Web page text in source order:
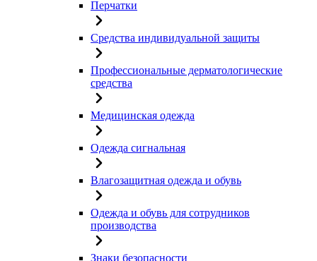
Перчатки
Средства индивидуальной защиты
Профессиональные дерматологические
средства
Медицинская одежда
Одежда сигнальная
Влагозащитная одежда и обувь
Одежда и обувь для сотрудников
производства
Знаки безопасности